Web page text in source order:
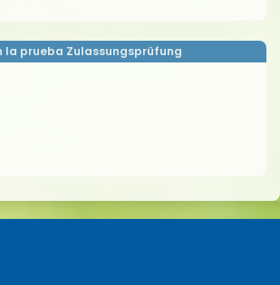
la prueba Zulassungsprüfung